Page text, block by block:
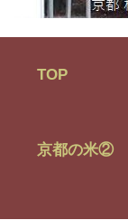
TOP
京都の米②